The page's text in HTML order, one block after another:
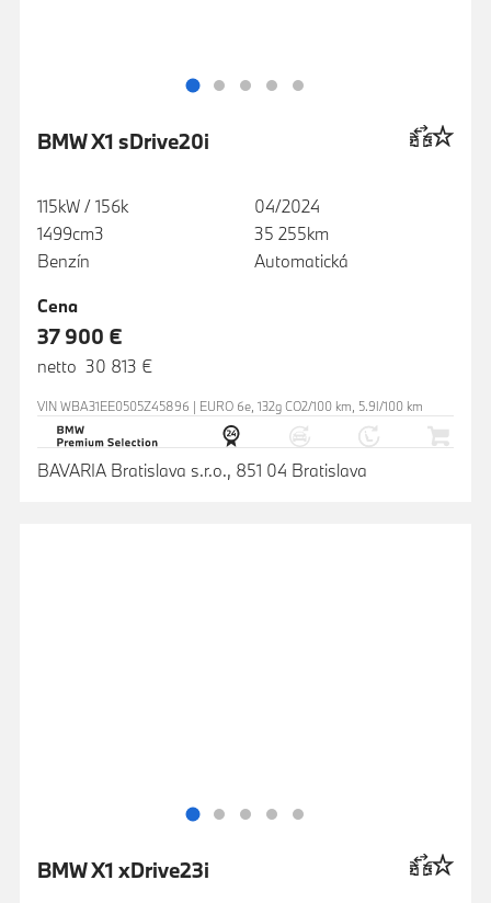
BMW X1 sDrive20i
115kW / 156k
1499cm3
Benzín
04/2024
35 255km
Automatická
Cena
37 900 €
netto 30 813 €
VIN WBA31EE0505Z45896 | EURO 6e, 132g CO2/100 km, 5.9l/100 km
BAVARIA Bratislava s.r.o., 851 04 Bratislava
BMW X1 xDrive23i